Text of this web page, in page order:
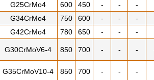
G25CrMo4 600 450 - - -
G34CrMo4 750 600 - - -
G42CrMo4 780 650 - - -
G30CrMoV6-4 850 700 - - -
G35CrMoV10-4 850 700 - - -